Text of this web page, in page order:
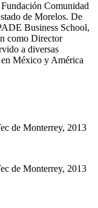
Comunidad
de Morelos. De
Business School,
como Director
a diversas
México y América
de Monterrey, 2013
de Monterrey, 2013